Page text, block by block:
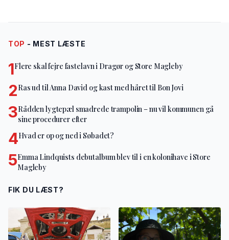
TOP - MEST LÆSTE
1Flere skal fejre fastelavn i Dragør og Store Magleby
2Ras ud til Anna David og kast med håret til Bon Jovi
3Rådden lygtepæl smadrede trampolin – nu vil kommunen gå
sine procedurer efter
4Hvad er op og ned i Søbadet?
5Emma Lindquists debutalbum blev til i en kolonihave i Store
Magleby
FIK DU LÆST?